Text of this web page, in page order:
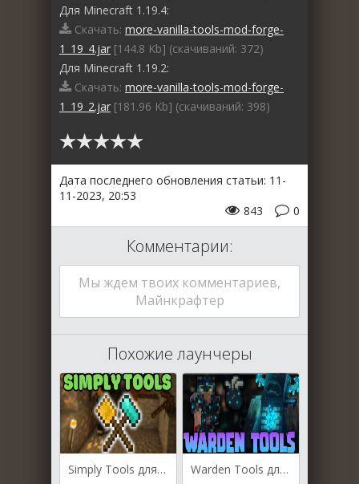
Для Minecraft 1.19.4:
Скачать: more-vanilla-tools-mod-forge-
1_19_4.jar [144.8 Kb] (cкачиваний: 372)
Для Minecraft 1.19.2:
Скачать: more-vanilla-tools-mod-forge-
1_19_2.jar [181.96 Kb] (cкачиваний: 398)
Дата последнего обновления статьи: 11-
11-2023, 20:53
0
843
Комментарии:
Мы ждем твоих комментариев,
Майнкрафтер
Похожие лаунчеры
Simply Tools для Майнкрафт [1.20.1, 1.19.4, 1.19.2] Warden Tools для Майнкрафт [1.20.1, 1.19.2, 1.19.1]